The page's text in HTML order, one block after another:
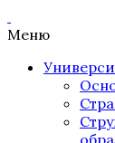
Меню